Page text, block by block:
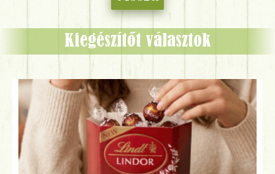
Kiegészítőt választok